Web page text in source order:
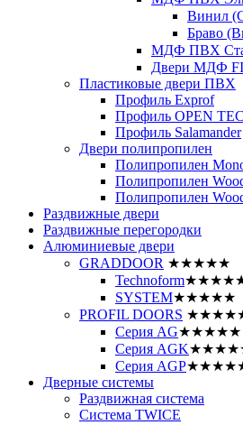
Винил
Браво
МДФ ПВХ
Двери МДФ
Пластиковые двери ПВХ
Профиль Exprof
Профиль OPEN
Профиль Salamander
Двери полипропилен
Полипропилен
Полипропилен
Полипропилен
Раздвижные двери
Раздвижные перегородки
Алюминиевые двери
GRADDOOR ★★★★★
Technoform
SYSTEM★★★★★
PROFIL DOORS
Серия AG★★★★★
Серия AGK
Серия AGP
Дверные системы
Раздвижная система
Система TWICE